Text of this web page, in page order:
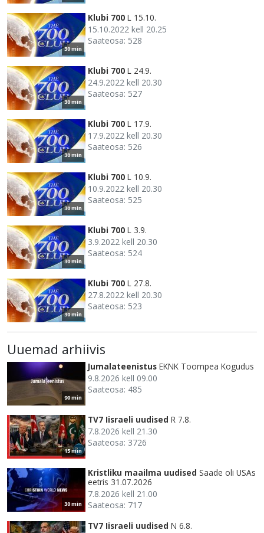
30 min
Klubi 700 L 15.10.
15.10.2022 kell 20.25
Saateosa: 528
30 min
Klubi 700 L 24.9.
24.9.2022 kell 20.30
Saateosa: 527
30 min
Klubi 700 L 17.9.
17.9.2022 kell 20.30
Saateosa: 526
30 min
Klubi 700 L 10.9.
10.9.2022 kell 20.30
Saateosa: 525
30 min
Klubi 700 L 3.9.
3.9.2022 kell 20.30
Saateosa: 524
30 min
Klubi 700 L 27.8.
27.8.2022 kell 20.30
Saateosa: 523
Uuemad arhiivis
90 min
Jumalateenistus EKNK Toompea Kogudus
9.8.2026 kell 09.00
Saateosa: 485
15 min
TV7 Iisraeli uudised R 7.8.
7.8.2026 kell 21.30
Saateosa: 3726
30 min
Kristliku maailma uudised Saade oli USAs
eetris 31.07.2026
7.8.2026 kell 21.00
Saateosa: 717
TV7 Iisraeli uudised N 6.8.